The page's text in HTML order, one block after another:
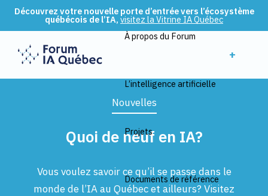
Découvrez votre nouvelle porte d’entrée vers l’écosystème
québécois de l’IA, visitez la Vitrine IA Québec
À propos du Forum
+
L’intelligence artificielle
Projets
Documents de référence
Nouvelles
Quoi de neuf en IA?
Vous voulez savoir ce qu’il se passe dans le
monde de l’IA au Québec et ailleurs? Visitez